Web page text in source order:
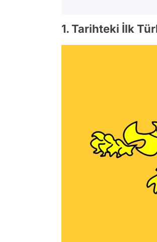
1. Tarihteki İlk